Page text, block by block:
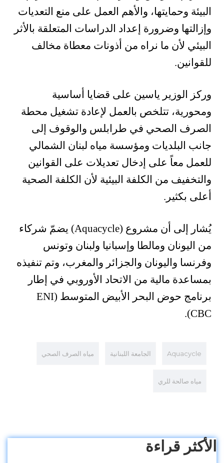
البيئة وحمايتها، والأهم العمل على منع التعديات
وإزالتها وضرورة إعداد الدراسات المتعلقة بالأثر
البيئي لأن ما نراه من أذونات معطاة مخالف
للقوانين.
وركز الوزير ياسين على قضايا أساسية
ومحورية، تتلخص بالعمل لإعادة تشغيل محطة
الصرف الصحي في طرابلس والوقوف إلى
جانب البلديات ومؤسسة مياه لبنان الشمالي
للعمل معاً على إدخال تعديلات على القوانين
والتخفيف من الكلفة البيئية لأن الكلفة الصحية
أعلى بكثير.
يُشار إلى أن مشروع (Aquacycle) يضمّ شركاء
من اليونان ومالطا وإسبانيا ولبنان وتونس
وفرنسا واليونان والجزائر والمغرب، وتم تنفيذه
بمساعدة مالية من الاتحاد الأوروبي في إطار
برنامج حوض البحر الأبيض المتوسط (ENI
CBC).
Aquacycle الجامعة اللبنانية مياه الصرف الصحي
مياه صالحة للري
الأكثر قراءة